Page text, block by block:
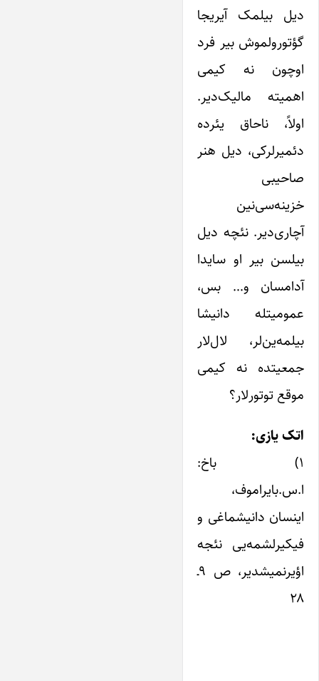
دیل بیلمک آیریجا
گؤتورولموش بیر فرد
اوچون نه کیمی
اهمیته مالیک‌دیر.
اولاً، ناحاق یئرده
دئمیرلرکی، دیل هنر
صاحیبی
خزینه‌سی‌نین
آچاری‌دیر. نئچه دیل
بیلسن بیر او سایدا
آدامسان و… بس،
عمومیتله دانیشا
بیلمه‌ین‌لر، لال‌لار
جمعیتده نه کیمی
موقع توتورلار؟
اتک یازی:
۱) باخ:
ا.س.بایراموف،
اینسان دانیشماغی و
فیکیرلشمه‌یی نئجه
اؤیرنمیشدیر، ص‌ ۹ـ
۲۸